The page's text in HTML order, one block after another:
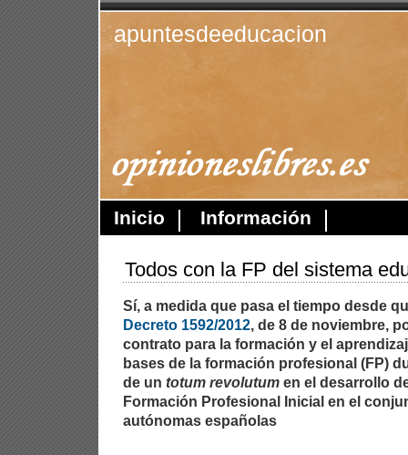
apuntesdeeducacion
Inicio Información
Todos con la FP del sistema
Sí, a medida que pasa el tiempo desde
Decreto 1592/2012, de 8 de noviembre,
contrato para la formación y el
bases de la formación profesional (FP)
de un totum revolutum en el desarrollo
Formación Profesional Inicial en el
autónomas españolas